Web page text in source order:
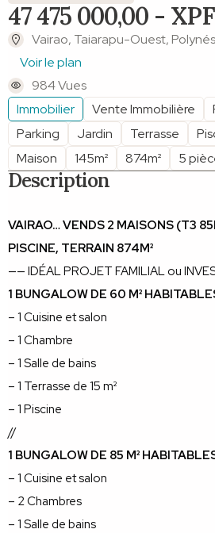
47 475 000,00 - XPF
Vairao, Taiarapu-Ouest,
Voir le plan
984 Vues
Immobilier
Vente Immobilière
Parking
Jardin Terrasse
Maison
145m² 874m² 5
Description
VAIRAO… VENDS 2 MAISONS (T3
PISCINE, TERRAIN 874M²
—— IDÉAL PROJET FAMILIAL ou
1 BUNGALOW DE 60 M²
– 1 Cuisine et salon
– 1 Chambre
– 1 Salle de bains
– 1 Terrasse de 15 m²
– 1 Piscine
//
1 BUNGALOW DE 85 M²
– 1 Cuisine et salon
– 2 Chambres
– 1 Salle de bains